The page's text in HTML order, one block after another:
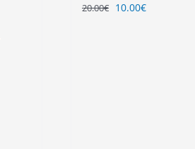
20.00€ Le
10.00€Le